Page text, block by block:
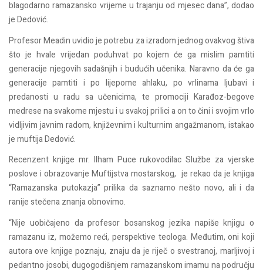
blagodarno ramazansko vrijeme u trajanju od mjesec dana”, dodao
je Dedović.
Profesor Meadin uvidio je potrebu za izradom jednog ovakvog štiva
što je hvale vrijedan poduhvat po kojem će ga mislim pamtiti
generacije njegovih sadašnjih i budućih učenika. Naravno da će ga
generacije pamtiti i po lijepome ahlaku, po vrlinama ljubavi i
predanosti u radu sa učenicima, te promociji Karađoz-begove
medrese na svakome mjestu i u svakoj prilici a on to čini i svojim vrlo
vidljivim javnim radom, književnim i kulturnim angažmanom, istakao
je muftija Dedović.
Recenzent knjige mr. Ilham Puce rukovodilac Službe za vjerske
poslove i obrazovanje Muftijstva mostarskog, je rekao da je knjiga
“Ramazanska putokazja” prilika da saznamo nešto novo, ali i da
ranije stečena znanja obnovimo.
“Nije uobičajeno da profesor bosanskog jezika napiše knjigu o
ramazanu iz, možemo reći, perspektive teologa. Međutim, oni koji
autora ove knjige poznaju, znaju da je riječ o svestranoj, marljivoj i
pedantno josobi, dugogodišnjem ramazanskom imamu na području